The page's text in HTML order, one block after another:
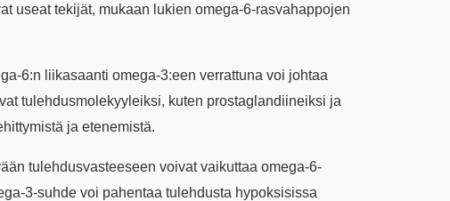
useat tekijät, mukaan lukien omega-6-rasvahappojen
6:n liikasaanti omega-3:een verrattuna voi johtaa
tulehdusmolekyyleiksi, kuten prostaglandiineiksi ja
ja etenemistä.
tulehdusvasteeseen voivat vaikuttaa omega-6-
3-suhde voi pahentaa tulehdusta hypoksisissa